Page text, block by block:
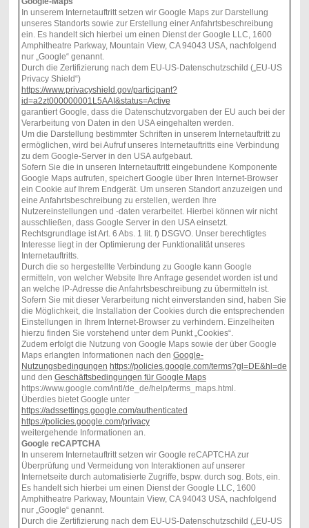
In unserem Internetauftritt setzen wir Google Maps zur Darstellung
unseres Standorts sowie zur Erstellung einer Anfahrtsbeschreibung
ein. Es handelt sich hierbei um einen Dienst der Google LLC, 1600
Amphitheatre Parkway, Mountain View, CA 94043 USA, nachfolgend
nur „Google“ genannt.
Durch die Zertifizierung nach dem EU-US-Datenschutzschild („EU-US
Privacy Shield“)
https://www.privacyshield.gov/participant?
id=a2zt000000001L5AAI&status=Active
garantiert Google, dass die Datenschutzvorgaben der EU auch bei der
Verarbeitung von Daten in den USA eingehalten werden.
Um die Darstellung bestimmter Schriften in unserem Internetauftritt zu
ermöglichen, wird bei Aufruf unseres Internetauftritts eine Verbindung
zu dem Google-Server in den USA aufgebaut.
Sofern Sie die in unseren Internetauftritt eingebundene Komponente
Google Maps aufrufen, speichert Google über Ihren Internet-Browser
ein Cookie auf Ihrem Endgerät. Um unseren Standort anzuzeigen und
eine Anfahrtsbeschreibung zu erstellen, werden Ihre
Nutzereinstellungen und -daten verarbeitet. Hierbei können wir nicht
ausschließen, dass Google Server in den USA einsetzt.
Rechtsgrundlage ist Art. 6 Abs. 1 lit. f) DSGVO. Unser berechtigtes
Interesse liegt in der Optimierung der Funktionalität unseres
Internetauftritts.
Durch die so hergestellte Verbindung zu Google kann Google
ermitteln, von welcher Website Ihre Anfrage gesendet worden ist und
an welche IP-Adresse die Anfahrtsbeschreibung zu übermitteln ist.
Sofern Sie mit dieser Verarbeitung nicht einverstanden sind, haben Sie
die Möglichkeit, die Installation der Cookies durch die entsprechenden
Einstellungen in Ihrem Internet-Browser zu verhindern. Einzelheiten
hierzu finden Sie vorstehend unter dem Punkt „Cookies“.
Zudem erfolgt die Nutzung von Google Maps sowie der über Google
Maps erlangten Informationen nach den Google-
Nutzungsbedingungen https://policies.google.com/terms?gl=DE&hl=de
und den Geschäftsbedingungen für Google Maps
https://www.google.com/intl/de_de/help/terms_maps.html.
Überdies bietet Google unter
https://adssettings.google.com/authenticated
https://policies.google.com/privacy
weitergehende Informationen an.
Google reCAPTCHA
In unserem Internetauftritt setzen wir Google reCAPTCHA zur
Überprüfung und Vermeidung von Interaktionen auf unserer
Internetseite durch automatisierte Zugriffe, bspw. durch sog. Bots, ein.
Es handelt sich hierbei um einen Dienst der Google LLC, 1600
Amphitheatre Parkway, Mountain View, CA 94043 USA, nachfolgend
nur „Google“ genannt.
Durch die Zertifizierung nach dem EU-US-Datenschutzschild („EU-US